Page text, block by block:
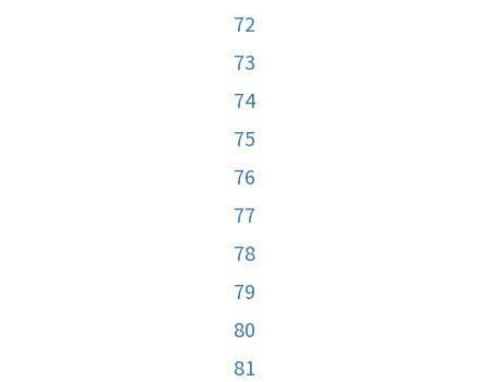
72
73
74
75
76
77
78
79
80
81